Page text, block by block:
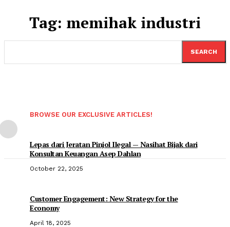
Tag: memihak industri
SEARCH
BROWSE OUR EXCLUSIVE ARTICLES!
Lepas dari Jeratan Pinjol Ilegal — Nasihat Bijak dari
Konsultan Keuangan Asep Dahlan
October 22, 2025
Customer Engagement: New Strategy for the
Economy
April 18, 2025